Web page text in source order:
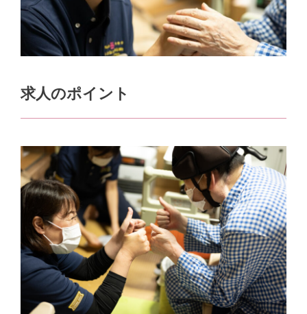
求人のポイント